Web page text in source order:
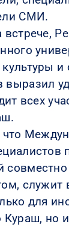
СМИ.
всех
что
совместно
для
Кураш, но